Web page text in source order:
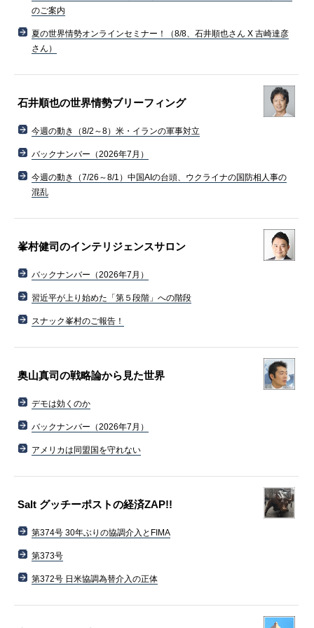
のご案内
夏の世界情勢オンラインセミナー！（8/8、石井順也さん X 吉崎達彦
さん）
石井順也の世界情勢ブリーフィング
今週の動き（8/2～8）米・イランの軍事対立
バックナンバー（2026年7月）
今週の動き（7/26～8/1）中国AIの台頭、ウクライナの国防相人事の
混乱
峯村健司のインテリジェンスサロン
バックナンバー（2026年7月）
習近平が上り始めた「第５段階」への階段
スナック峯村のご報告！
奥山真司の戦略論から見た世界
デモは効くのか
バックナンバー（2026年7月）
アメリカは同盟国を守れない
Salt グッチーポストの経済ZAP!!
第374号 30年ぶりの協調介入とFIMA
第373号
第372号 日米協調為替介入の正体